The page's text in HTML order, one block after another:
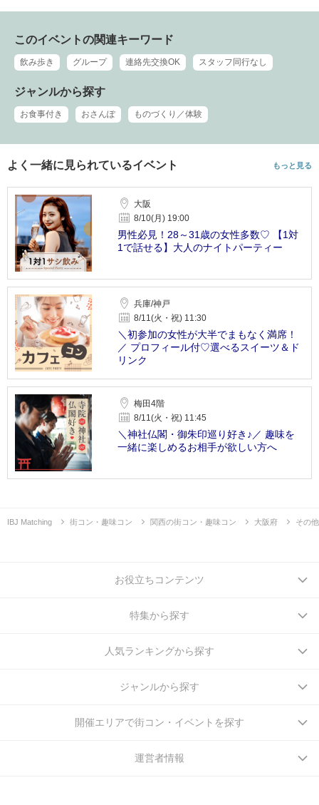
このイベントの関連キーワード
飲み歩き グループ 連絡先交換OK スタッフ同行なし
ジャンルから探す
お食事付き おさんぽ ものづくり／体験
よく一緒に見られているイベント もっと見る
大阪
8/10(月) 19:00
男性必見！28～31歳の女性多数♡ 【1対
1で話せる】大人のナイトパーティー
兵庫/神戸
8/11(火・祝) 11:30
＼初参加の女性が大半でまもなく満席！
／ プロフィール付♡選べるスイーツ＆ド
リンク
梅田4階
8/11(火・祝) 11:45
＼神社仏閣・御朱印巡り好き♪／ 趣味を
一緒に楽しめるお相手が欲しい方へ
IBJ Matching 街コン・趣味コン 関西の街コン・趣味コン 大阪府 その
お役立ちコンテンツ
特集から探す
人気ランキングから探す
ジャンルから探す
開催エリアで街コン・イベントを探す
運営者情報